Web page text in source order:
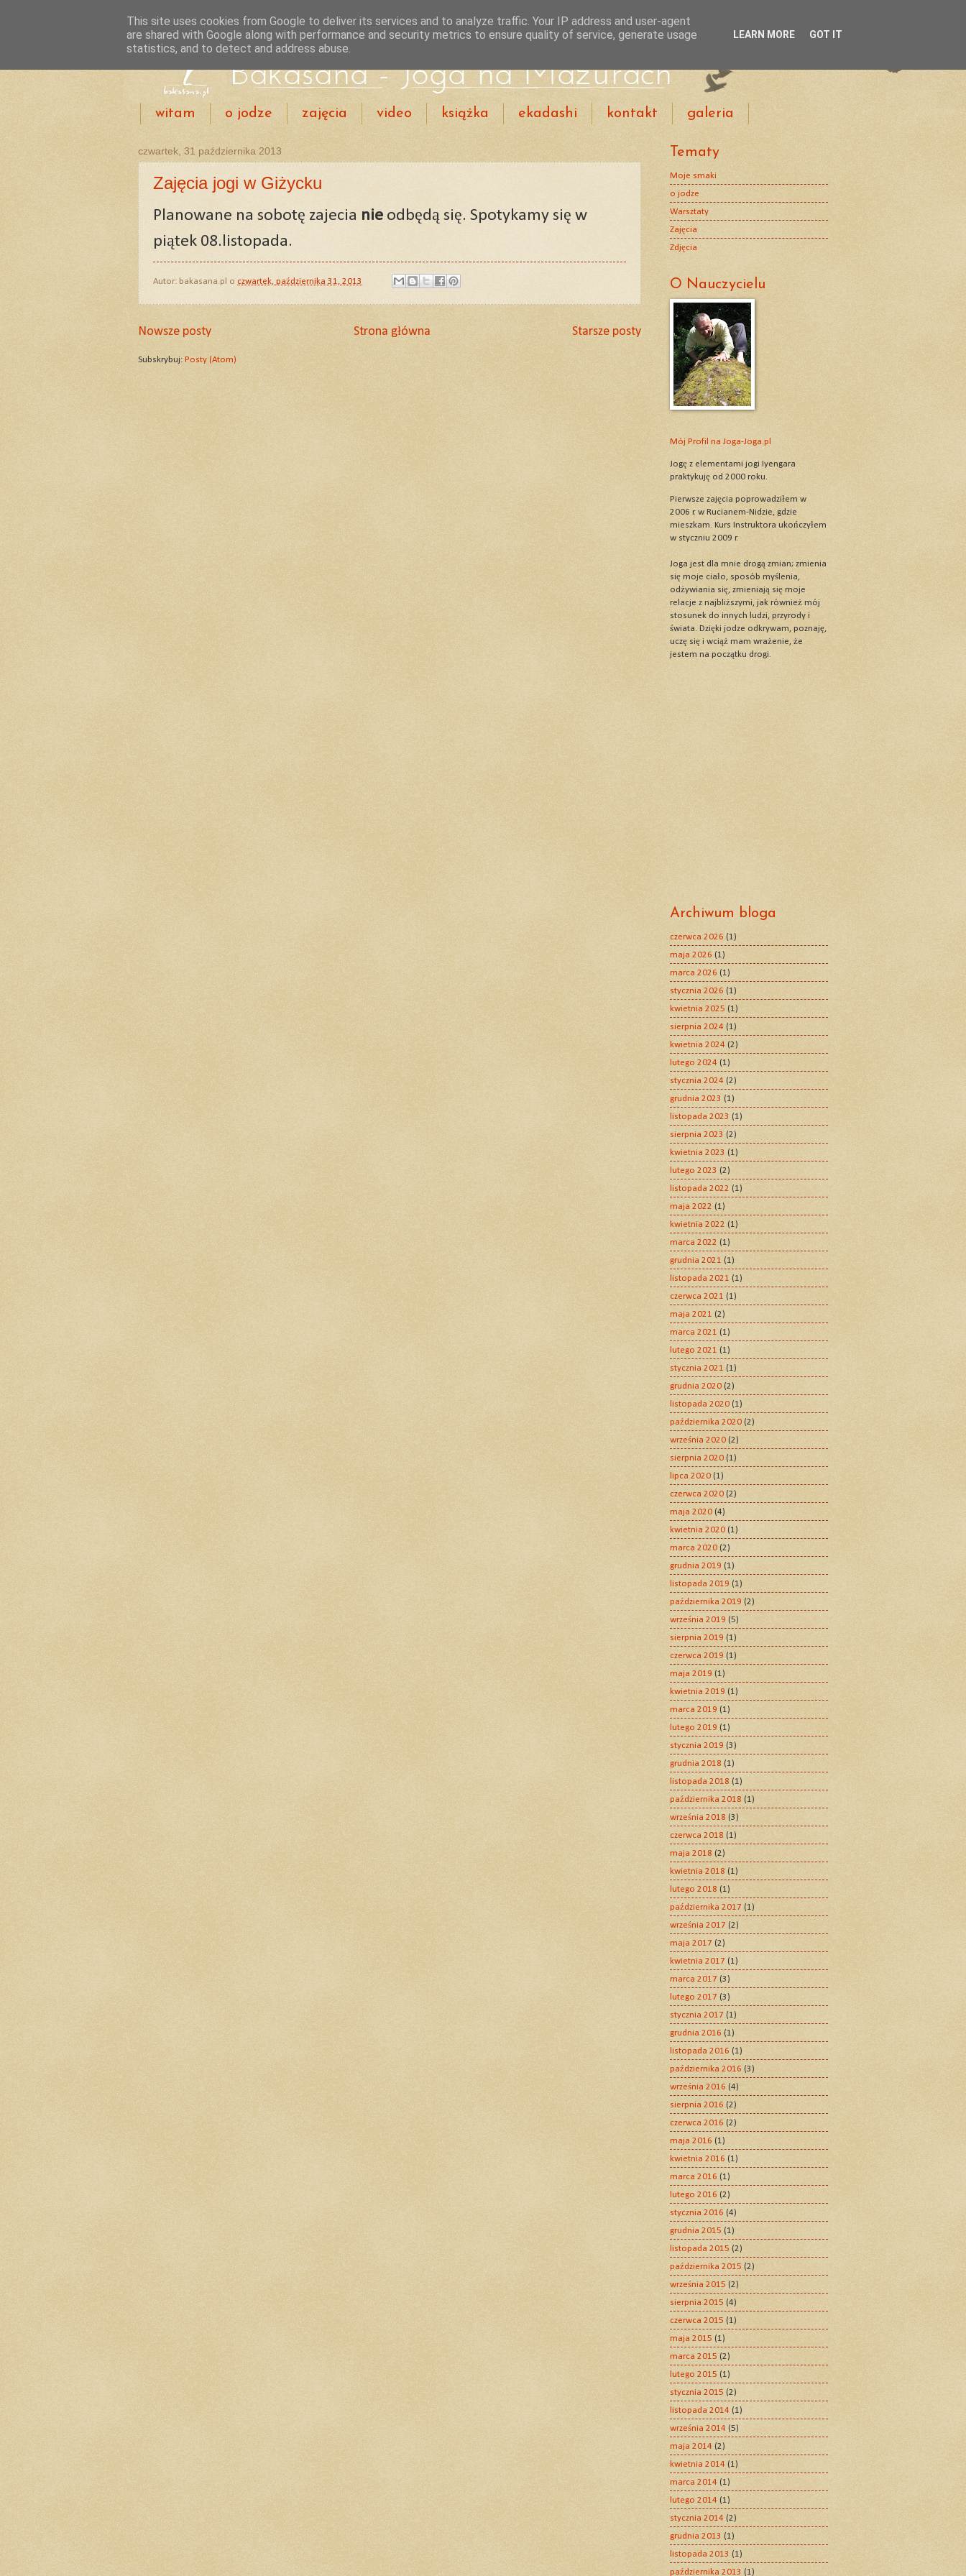
witam o jodze zajęcia video książka ekadashi kontakt galeria
czwartek, 31 października 2013
Zajęcia jogi w Giżycku
Planowane na sobotę zajecia nie odbędą się. Spotykamy się w
piątek 08.listopada.
Autor: bakasana.pl o czwartek, października 31, 2013
Nowsze posty Starsze posty
Strona główna
Subskrybuj: Posty (Atom)
Tematy
Moje smaki
o jodze
Warsztaty
Zajęcia
Zdjęcia
O Nauczycielu
Mój Profil na Joga-Joga.pl
Jogę z elementami jogi Iyengara
praktykuję od 2000 roku.
Pierwsze zajęcia poprowadziłem w
2006 r. w Rucianem-Nidzie, gdzie
mieszkam. Kurs Instruktora ukończyłem
w styczniu 2009 r.
Joga jest dla mnie drogą zmian; zmienia
się moje ciało, sposób myślenia,
odżywiania się, zmieniają się moje
relacje z najbliższymi, jak również mój
stosunek do innych ludzi, przyrody i
świata. Dzięki jodze odkrywam, poznaję,
uczę się i wciąż mam wrażenie, że
jestem na początku drogi.
Archiwum bloga
czerwca 2026 (1)
maja 2026 (1)
marca 2026 (1)
stycznia 2026 (1)
kwietnia 2025 (1)
sierpnia 2024 (1)
kwietnia 2024 (2)
lutego 2024 (1)
stycznia 2024 (2)
grudnia 2023 (1)
listopada 2023 (1)
sierpnia 2023 (2)
kwietnia 2023 (1)
lutego 2023 (2)
listopada 2022 (1)
maja 2022 (1)
kwietnia 2022 (1)
marca 2022 (1)
grudnia 2021 (1)
listopada 2021 (1)
czerwca 2021 (1)
maja 2021 (2)
marca 2021 (1)
lutego 2021 (1)
stycznia 2021 (1)
grudnia 2020 (2)
listopada 2020 (1)
października 2020 (2)
września 2020 (2)
sierpnia 2020 (1)
lipca 2020 (1)
czerwca 2020 (2)
maja 2020 (4)
kwietnia 2020 (1)
marca 2020 (2)
grudnia 2019 (1)
listopada 2019 (1)
października 2019 (2)
września 2019 (5)
sierpnia 2019 (1)
czerwca 2019 (1)
maja 2019 (1)
kwietnia 2019 (1)
marca 2019 (1)
lutego 2019 (1)
stycznia 2019 (3)
grudnia 2018 (1)
listopada 2018 (1)
października 2018 (1)
września 2018 (3)
czerwca 2018 (1)
maja 2018 (2)
kwietnia 2018 (1)
lutego 2018 (1)
października 2017 (1)
września 2017 (2)
maja 2017 (2)
kwietnia 2017 (1)
marca 2017 (3)
lutego 2017 (3)
stycznia 2017 (1)
grudnia 2016 (1)
listopada 2016 (1)
października 2016 (3)
września 2016 (4)
sierpnia 2016 (2)
czerwca 2016 (2)
maja 2016 (1)
kwietnia 2016 (1)
marca 2016 (1)
lutego 2016 (2)
stycznia 2016 (4)
grudnia 2015 (1)
listopada 2015 (2)
października 2015 (2)
września 2015 (2)
sierpnia 2015 (4)
czerwca 2015 (1)
maja 2015 (1)
marca 2015 (2)
lutego 2015 (1)
stycznia 2015 (2)
listopada 2014 (1)
września 2014 (5)
maja 2014 (2)
kwietnia 2014 (1)
marca 2014 (1)
lutego 2014 (1)
stycznia 2014 (2)
grudnia 2013 (1)
listopada 2013 (1)
października 2013 (1)
This site uses cookies from Google to deliver its services and to analyze traffic. Your IP address and user-agent
are shared with Google along with performance and security metrics to ensure quality of service, generate usage
statistics, and to detect and address abuse.
LEARN MORE GOT IT